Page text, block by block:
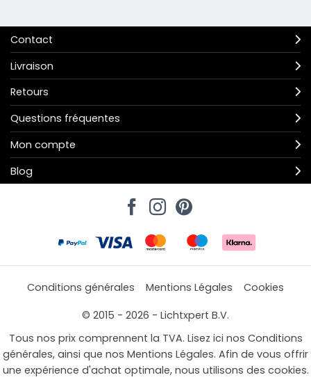
Contact
Livraison
Retours
Questions fréquentes
Mon compte
Blog
Conditions générales Mentions Légales
Cookies
© 2015 - 2026 - Lichtxpert B.V.
Tous nos prix comprennent la TVA. Lisez ici nos Conditions
générales, ainsi que nos Mentions Légales. Afin de vous offrir
une expérience d'achat optimale, nous utilisons des cookies.